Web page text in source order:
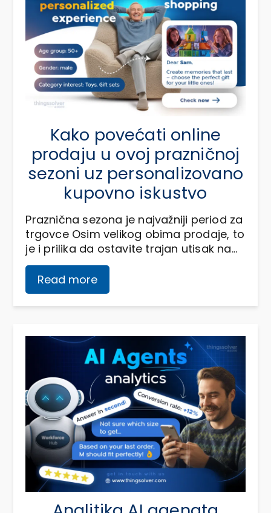
Kako povećati online
prodaju u ovoj prazničnoj
sezoni uz personalizovano
kupovno iskustvo
Praznična sezona je najvažniji period za
trgovce Osim velikog obima prodaje, to
je i prilika da ostavite trajan utisak na…
Read more